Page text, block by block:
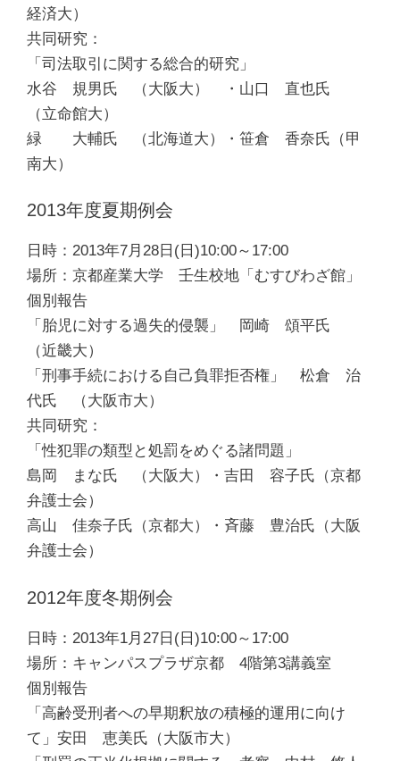
経済大）
共同研究：
「司法取引に関する総合的研究」
水谷 規男氏 （大阪大） ・山口 直也氏
（立命館大）
緑 大輔氏 （北海道大）・笹倉 香奈氏（甲
南大）
2013年度夏期例会
日時：2013年7月28日(日)10:00～17:00
場所：京都産業大学 壬生校地「むすびわざ館」
個別報告
「胎児に対する過失的侵襲」 岡崎 頌平氏
（近畿大）
「刑事手続における自己負罪拒否権」 松倉 治
代氏 （大阪市大）
共同研究：
「性犯罪の類型と処罰をめぐる諸問題」
島岡 まな氏 （大阪大）・吉田 容子氏（京都
弁護士会）
高山 佳奈子氏（京都大）・斉藤 豊治氏（大阪
弁護士会）
2012年度冬期例会
日時：2013年1月27日(日)10:00～17:00
場所：キャンパスプラザ京都 4階第3講義室
個別報告
「高齢受刑者への早期釈放の積極的運用に向け
て」安田 恵美氏（大阪市大）